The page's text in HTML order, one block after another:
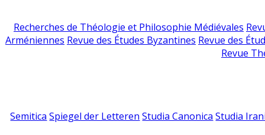
Recherches de Théologie et Philosophie Médiévales
Arméniennes Revue des Études Byzantines Revue des
Revue
Semitica Spiegel der Letteren Studia Canonica Studia